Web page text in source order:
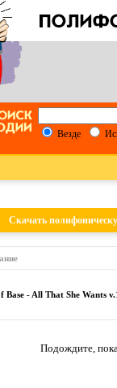
Везде
Скачать
Base - All That She Wants
Подождите,